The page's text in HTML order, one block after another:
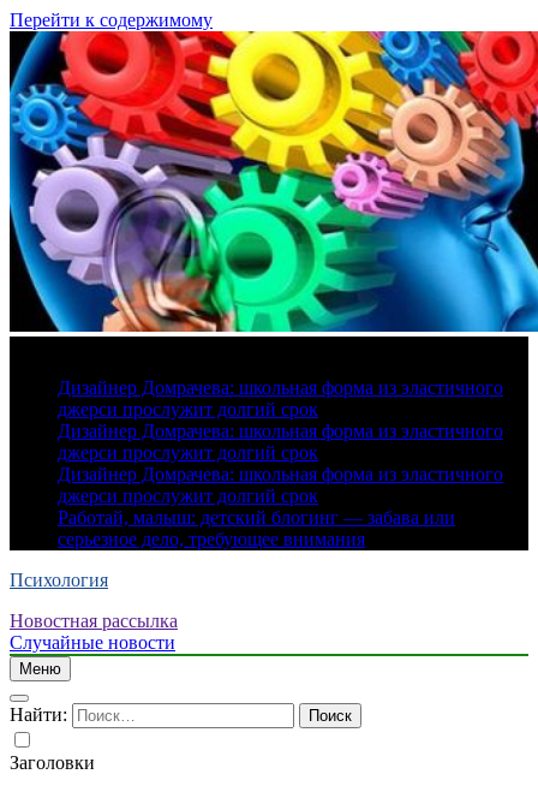
Перейти к содержимому
Дизайнер Домрачева: школьная форма из эластичного
джерси прослужит долгий срок
Дизайнер Домрачева: школьная форма из эластичного
джерси прослужит долгий срок
Дизайнер Домрачева: школьная форма из эластичного
джерси прослужит долгий срок
Работай, малыш: детский блогинг — забава или
серьезное дело, требующее внимания
Психология
Новостная рассылка
Случайные новости
Меню
Найти:
Заголовки